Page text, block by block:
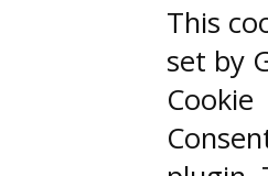
This
set by
Cookie